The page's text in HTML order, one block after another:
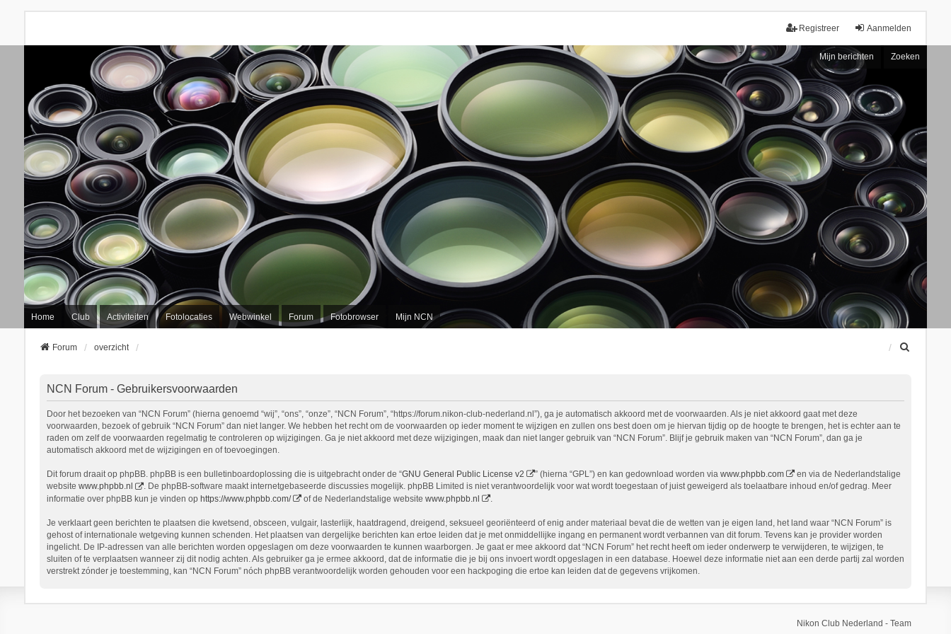
Aanmelden
Registreer
Mijn berichten Zoeken
Home Club Activiteiten Fotolocaties Webwinkel Forum Fotobrowser Mijn NCN
Forum overzicht
NCN Forum - Gebruikersvoorwaarden
Door het bezoeken van “NCN Forum” (hierna genoemd “wij”, “ons”, “onze”, “NCN Forum”, “https://forum.nikon-club-nederland.nl”), ga je automatisch akkoord met de voorwaarden. Als je niet akkoord gaat met deze
voorwaarden, bezoek of gebruik “NCN Forum” dan niet langer. We hebben het recht om de voorwaarden op ieder moment te wijzigen en zullen ons best doen om je hiervan tijdig op de hoogte te brengen, het is echter aan te
raden om zelf de voorwaarden regelmatig te controleren op wijzigingen. Ga je niet akkoord met deze wijzigingen, maak dan niet langer gebruik van “NCN Forum”. Blijf je gebruik maken van “NCN Forum”, dan ga je
automatisch akkoord met de wijzigingen en of toevoegingen.
Dit forum draait op phpBB. phpBB is een bulletinboardoplossing die is uitgebracht onder de “GNU General Public License v2 ” (hierna “GPL”) en kan gedownload worden via www.phpbb.com
en via de Nederlandstalige
website www.phpbb.nl
. De phpBB-software maakt internetgebaseerde discussies mogelijk. phpBB Limited is niet verantwoordelijk voor wat wordt toegestaan of juist geweigerd als toelaatbare inhoud en/of gedrag. Meer
informatie over phpBB kun je vinden op https://www.phpbb.com/ of de Nederlandstalige website www.phpbb.nl .
Je verklaart geen berichten te plaatsen die kwetsend, obsceen, vulgair, lasterlijk, haatdragend, dreigend, seksueel georiënteerd of enig ander materiaal bevat die de wetten van je eigen land, het land waar “NCN Forum” is
gehost of internationale wetgeving kunnen schenden. Het plaatsen van dergelijke berichten kan ertoe leiden dat je met onmiddellijke ingang en permanent wordt verbannen van dit forum. Tevens kan je provider worden
ingelicht. De IP-adressen van alle berichten worden opgeslagen om deze voorwaarden te kunnen waarborgen. Je gaat er mee akkoord dat “NCN Forum” het recht heeft om ieder onderwerp te verwijderen, te wijzigen, te
sluiten of te verplaatsen wanneer zij dit nodig achten. Als gebruiker ga je ermee akkoord, dat de informatie die je bij ons invoert wordt opgeslagen in een database. Hoewel deze informatie niet aan een derde partij zal worden
verstrekt zónder je toestemming, kan “NCN Forum” nóch phpBB verantwoordelijk worden gehouden voor een hackpoging die ertoe kan leiden dat de gegevens vrijkomen.
Nikon Club Nederland - Team